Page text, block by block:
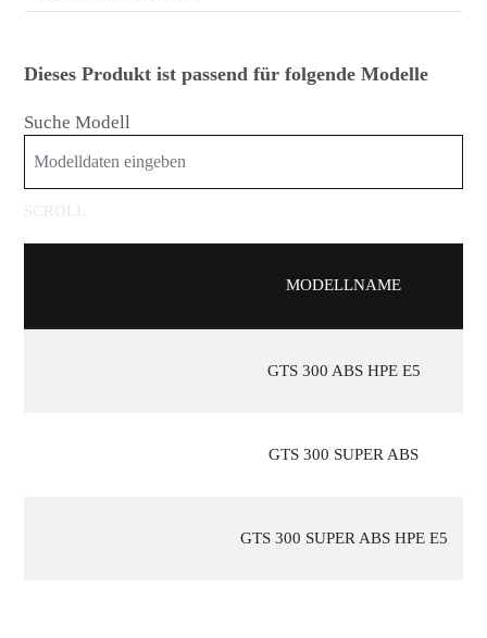
Dieses Produkt ist passend für folgende Modelle
Suche Modell
MODELLNAME
GTS 300 ABS HPE E5
GTS 300 SUPER ABS
GTS 300 SUPER ABS HPE E5